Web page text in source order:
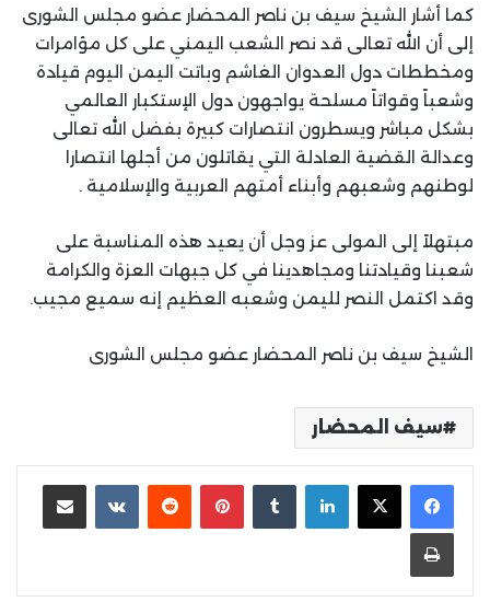
كما أشار الشيخ سيف بن ناصر المحضار عضو مجلس الشورى
إلى أن الله تعالى قد نصر الشعب اليمني على كل مؤامرات
ومخططات دول العدوان الغاشم وباتت اليمن اليوم قيادة
وشعباً وقواتاً مسلحة يواجهون دول الإستكبار العالمي
بشكل مباشر ويسطرون انتصارات كبيرة بفضل الله تعالى
وعدالة القضية العادلة التي يقاتلون من أجلها انتصارا
لوطنهم وشعبهم وأبناء أمتهم العربية والإسلامية .
مبتهلاً إلى المولى عز وجل أن يعيد هذه المناسبة على
شعبنا وقيادتنا ومجاهدينا في كل جبهات العزة والكرامة
وقد اكتمل النصر لليمن وشعبه العظيم إنه سميع مجيب.
الشيخ سيف بن ناصر المحضار عضو مجلس الشورى
سيف المحضار
لينكدإن بينتيريست مشاركة عبر البريد
طباعة